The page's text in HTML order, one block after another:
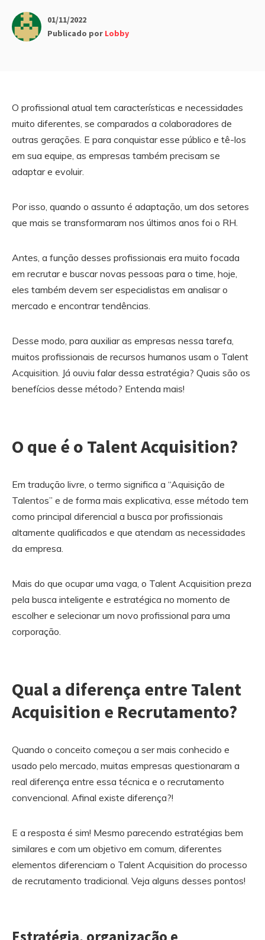
01/11/2022
Publicado por Lobby
O profissional atual tem características e necessidades
muito diferentes, se comparados a colaboradores de
outras gerações. E para conquistar esse público e tê-los
em sua equipe, as empresas também precisam se
adaptar e evoluir.
Por isso, quando o assunto é adaptação, um dos setores
que mais se transformaram nos últimos anos foi o RH.
Antes, a função desses profissionais era muito focada
em recrutar e buscar novas pessoas para o time, hoje,
eles também devem ser especialistas em analisar o
mercado e encontrar tendências.
Desse modo, para auxiliar as empresas nessa tarefa,
muitos profissionais de recursos humanos usam o Talent
Acquisition. Já ouviu falar dessa estratégia? Quais são os
benefícios desse método? Entenda mais!
O que é o Talent Acquisition?
Em tradução livre, o termo significa a “Aquisição de
Talentos” e de forma mais explicativa, esse método tem
como principal diferencial a busca por profissionais
altamente qualificados e que atendam as necessidades
da empresa.
Mais do que ocupar uma vaga, o Talent Acquisition preza
pela busca inteligente e estratégica no momento de
escolher e selecionar um novo profissional para uma
corporação.
Qual a diferença entre Talent
Acquisition e Recrutamento?
Quando o conceito começou a ser mais conhecido e
usado pelo mercado, muitas empresas questionaram a
real diferença entre essa técnica e o recrutamento
convencional. Afinal existe diferença?!
E a resposta é sim! Mesmo parecendo estratégias bem
similares e com um objetivo em comum, diferentes
elementos diferenciam o Talent Acquisition do processo
de recrutamento tradicional. Veja alguns desses pontos!